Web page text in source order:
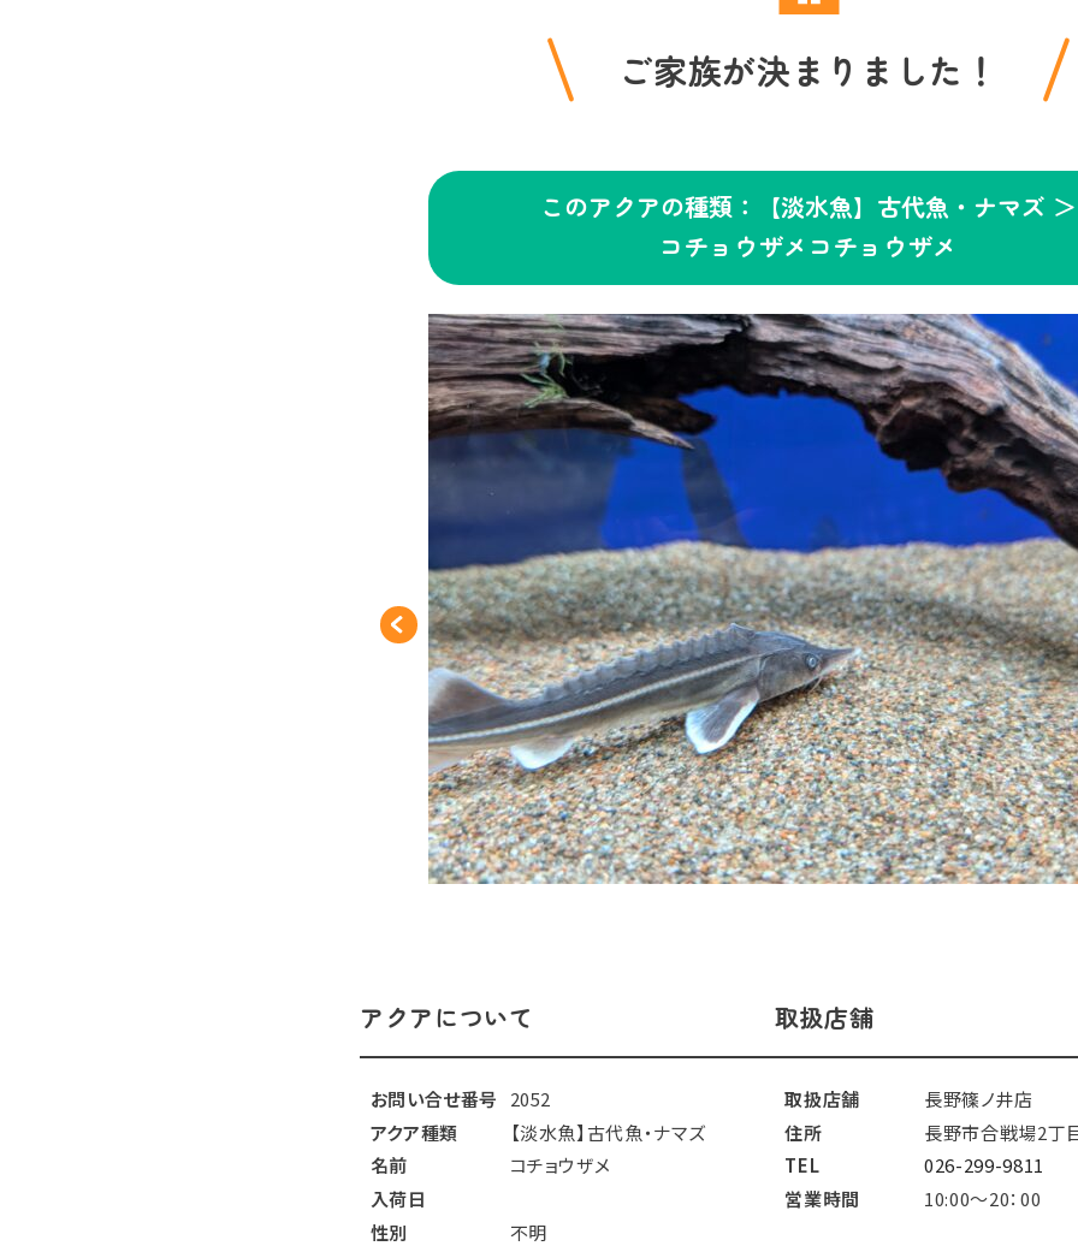
ご家族が決まりました！
このアクアの種類：【淡水魚】古代魚・ナマズ ＞
コチョウザメコチョウザメ
アクアについて
お問い合せ番号
2052
アクア種類
【淡水魚】古代魚・ナマズ
名前
コチョウザメ
入荷日
性別
不明
取扱店舗
取扱店舗
長野篠ノ井店
住所
長野市合戦場2丁
TEL
026-299-9811
営業時間
10:00～20：00